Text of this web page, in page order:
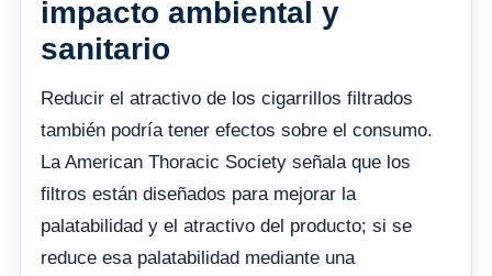
impacto ambiental y
sanitario
Reducir el atractivo de los cigarrillos filtrados
también podría tener efectos sobre el consumo.
La American Thoracic Society señala que los
filtros están diseñados para mejorar la
palatabilidad y el atractivo del producto; si se
reduce esa palatabilidad mediante una